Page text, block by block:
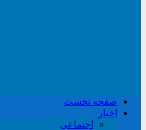
صفحه نخست
اخبار
اجتماعی